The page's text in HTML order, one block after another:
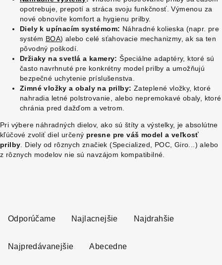
opotrebuje, prepotí a stráca svoju funkčnosť. Výmenou za
nové obnovíte komfort a hygienu prilby.
Diely k upínacím systémom: Náhradné kolieska (napr. pre
systém BOA) alebo celé sťahovacie mechanizmy, ak sa ten
pôvodný poškodí.
Držiaky na svetlá a kamery: Špeciálne adaptéry, ktoré sú
často navrhnuté pre konkrétny model prilby a umožňujú
bezpečné uchytenie príslušenstva.
Zimné vložky a obaly na prilby: Zateplené vložky, ktoré
nahradia letné polstrovanie, alebo nepremokavé obaly, ktoré
chránia pred dažďom a vetrom.
Pri výbere náhradných dielov, ako sú štíty a výstelky, je absolútne
kľúčové zvoliť diel určený presne pre váš model a veľkosť
prilby . Diely od rôznych značiek (Specialized, POC, Giro...) alebo
z rôznych modelov nie sú navzájom kompatibilné.
Odporúčame Najlacnejšie Najdrahšie
Najpredávanejšie Abecedne